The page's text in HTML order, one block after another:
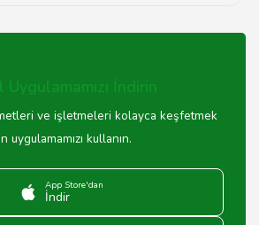
kullanabilir veya
Uygulamamızı İndirin
ve işletmeleri kolayca keşfetmek
uygulamamızı kullanın.
App Store'dan
İndir